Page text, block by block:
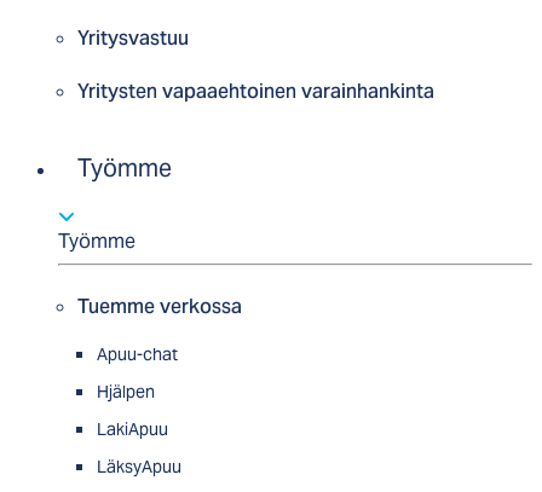
Yritysvastuu
Yritysten vapaaehtoinen varainhankinta
Työmme
Työmme
Tuemme verkossa
Apuu-chat
Hjälpen
LakiApuu
LäksyApuu